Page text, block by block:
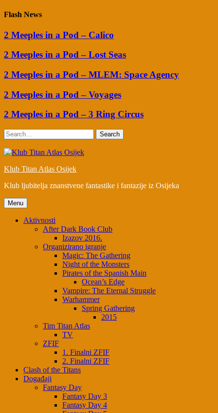
Flash News
2 Meeples in a Pod – Calico
2 Meeples in a Pod – Lost Seas
2 Meeples in a Pod – MLEM: Space Agency
2 Meeples in a Pod – Voyages
2 Meeples in a Pod – 3 Ring Circus
Search
Klub Titan Atlas Osijek
Klub ljubitelja znanstvene fantastike i fantazije iz Osijeka
Menu
Aktivnosti
After Dark Book Club
Izazov 2016.
Organizirano igranje
Magic: The Gathering
Night of the Monsters
Pirates of the Spanish Main
Ocean’s Edge
Vampire: The Eternal Struggle
Warhammer
Spring Gathering
2015
Tim Titan Atlas
TV
ZFIF
1. Finalni ZFIF
2. Finalni ZFIF
Clash of the Titans
Događaji
Fantasy Day
Fantasy Day 3
Fantasy Day 4